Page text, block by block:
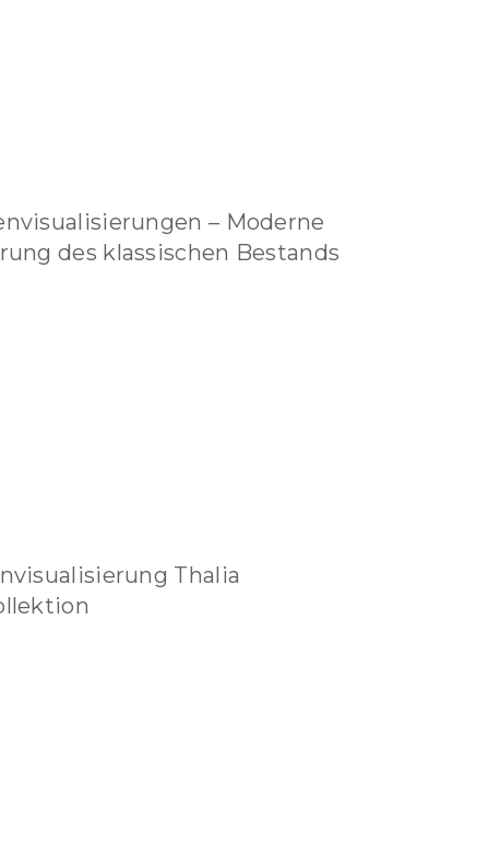
– Moderne
des klassischen Bestands
Thalia